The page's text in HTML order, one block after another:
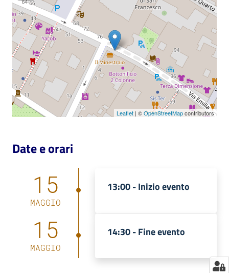
Seguici
su
Catalogo
bibliotecario
Avvisi
Leaflet | ©OpenStreetMapcontributors
Date e orari
15
MAGGIO
13:00 -Inizio evento
15
MAGGIO
14:30 -Fine evento